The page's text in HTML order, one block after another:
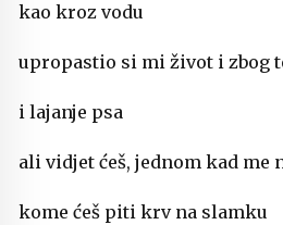
kao kroz vodu
upropastio si mi život i zbog
i lajanje psa
ali vidjet ćeš, jednom kad me
kome ćeš piti krv na slamku